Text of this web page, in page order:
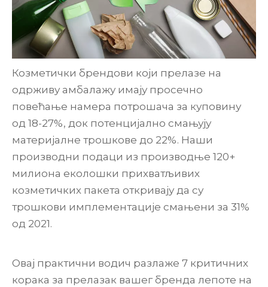
Козметички брендови који прелазе на
одрживу амбалажу имају просечно
повећање намера потрошача за куповину
од 18-27%, док потенцијално смањују
материјалне трошкове до 22%. Наши
производни подаци из производње 120+
милиона еколошки прихватљивих
козметичких пакета откривају да су
трошкови имплементације смањени за 31%
од 2021.
Овај практични водич разлаже 7 критичних
корака за прелазак вашег бренда лепоте на